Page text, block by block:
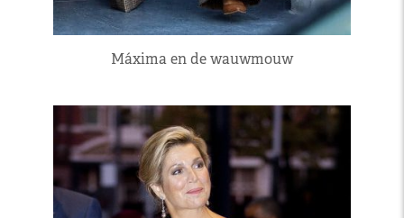
Máxima en de wauwmouw